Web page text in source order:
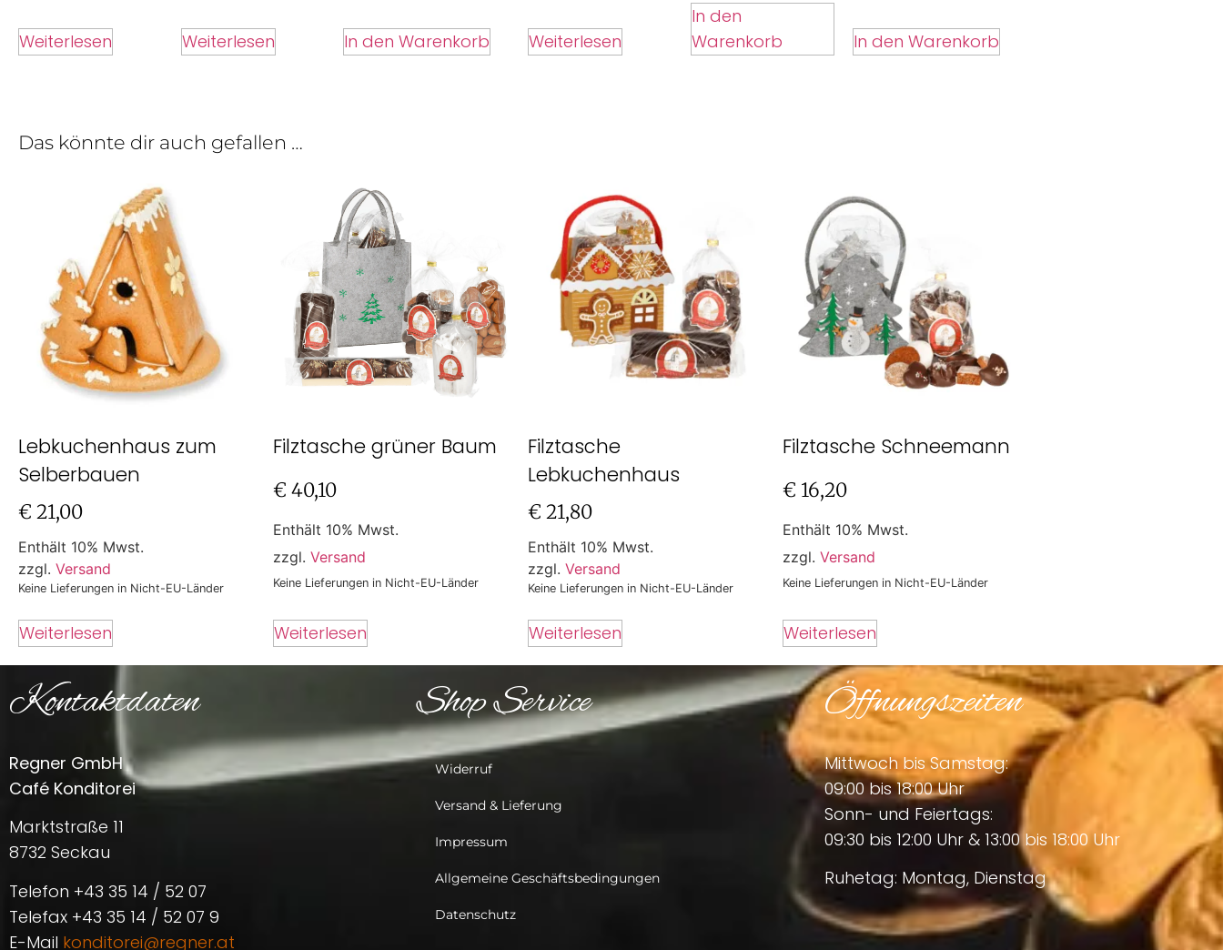
Weiterlesen Weiterlesen In den Warenkorb Weiterlesen
In den
Warenkorb
In den Warenkorb
Das könnte dir auch gefallen …
Lebkuchenhaus zum
Selberbauen
€ 21,00
Enthält 10% Mwst.
zzgl. Versand
Keine Lieferungen in Nicht-EU-Länder
Weiterlesen
Filztasche grüner Baum
€ 40,10
Enthält 10% Mwst.
zzgl. Versand
Keine Lieferungen in Nicht-EU-Länder
Weiterlesen
Filztasche
Lebkuchenhaus
€ 21,80
Enthält 10% Mwst.
zzgl. Versand
Keine Lieferungen in Nicht-EU-Länder
Weiterlesen
Filztasche Schneemann
€ 16,20
Enthält 10% Mwst.
zzgl. Versand
Keine Lieferungen in Nicht-EU-Länder
Weiterlesen
Kontaktdaten
Regner GmbH
Café Konditorei
Marktstraße 11
8732 Seckau
Telefon +43 35 14 / 52 07
Telefax +43 35 14 / 52 07 9
E-Mail konditorei@regner.at
Shop Service
Widerruf
Versand & Lieferung
Impressum
Allgemeine Geschäftsbedingungen
Datenschutz
Öffnungszeiten
Mittwoch bis Samstag:
09:00 bis 18:00 Uhr
Sonn- und Feiertags:
09:30 bis 12:00 Uhr & 13:00 bis 18:00 Uhr
Ruhetag: Montag, Dienstag